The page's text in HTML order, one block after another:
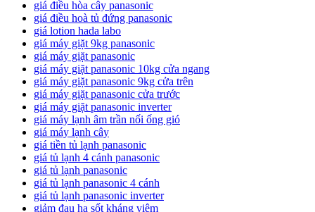
giá điều hòa cây panasonic
giá điều hoà tủ đứng panasonic
giá lotion hada labo
giá máy giặt 9kg panasonic
giá máy giặt panasonic
giá máy giặt panasonic 10kg cửa ngang
giá máy giặt panasonic 9kg cửa trên
giá máy giặt panasonic cửa trước
giá máy giặt panasonic inverter
giá máy lạnh âm trần nối ống gió
giá máy lạnh cây
giá tiền tủ lạnh panasonic
giá tủ lạnh 4 cánh panasonic
giá tủ lạnh panasonic
giá tủ lạnh panasonic 4 cánh
giá tủ lạnh panasonic inverter
giảm đau hạ sốt kháng viêm